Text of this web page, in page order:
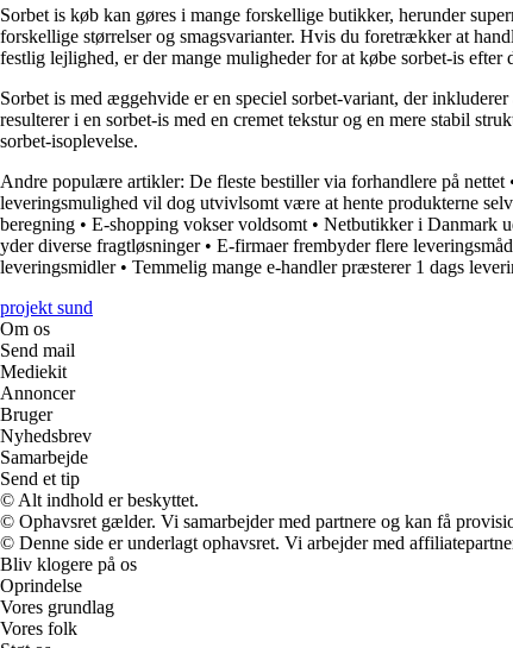
Sorbet is køb kan gøres i mange forskellige butikker, herunder
forskellige størrelser og smagsvarianter. Hvis du foretrækker at
festlig lejlighed, er der mange muligheder for at købe sorbet-is efter
Sorbet is med æggehvide er en speciel sorbet-variant, der
resulterer i en sorbet-is med en cremet tekstur og en mere stabil
sorbet-isoplevelse.
Andre populære artikler: De fleste bestiller via forhandlere på nettet
leveringsmulighed vil dog utvivlsomt være at hente produkterne selv
beregning • E-shopping vokser voldsomt • Netbutikker i Danmark
yder diverse fragtløsninger• E-firmaer frembyder flere
leveringsmidler• Temmelig mange e-handler præsterer 1 dags
projekt sund
Om os
Send mail
Mediekit
Annoncer
Bruger
Nyhedsbrev
Samarbejde
Send et tip
© Alt indhold er beskyttet.
© Ophavsret gælder. Vi samarbejder med partnere og kan få
© Denne side er underlagt ophavsret. Vi arbejder med
Bliv klogere på os
Oprindelse
Vores grundlag
Vores folk